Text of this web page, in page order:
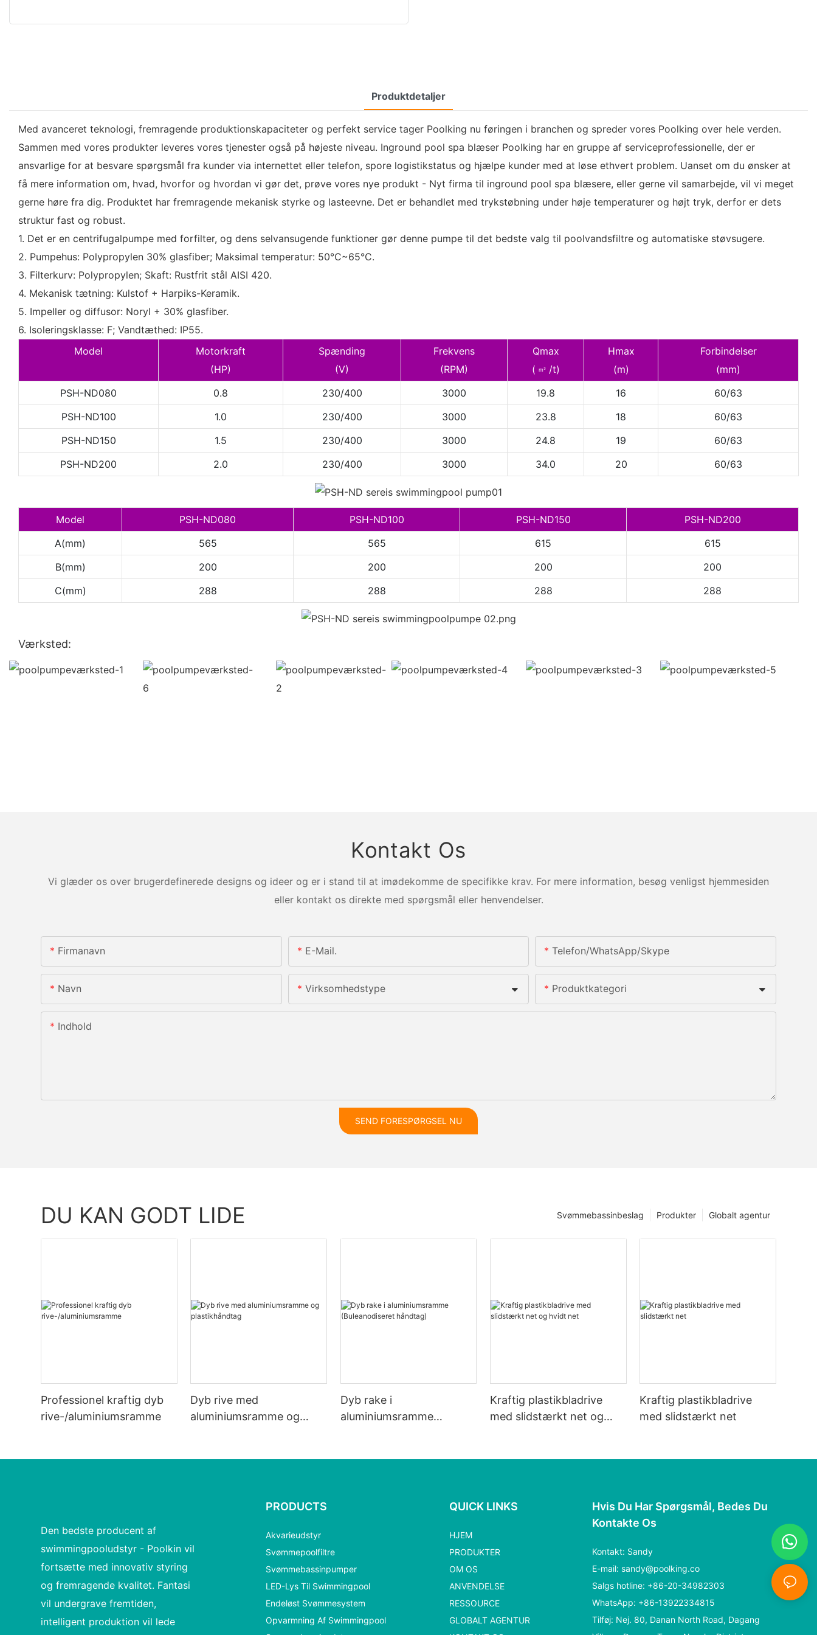
Produktdetaljer
Med avanceret teknologi, fremragende produktionskapaciteter og perfekt service tager Poolking nu føringen i branchen og spreder vores Poolking over hele verden.
Sammen med vores produkter leveres vores tjenester også på højeste niveau. Inground pool spa blæser Poolking har en gruppe af serviceprofessionelle, der er
ansvarlige for at besvare spørgsmål fra kunder via internettet eller telefon, spore logistikstatus og hjælpe kunder med at løse ethvert problem. Uanset om du ønsker at
få mere information om, hvad, hvorfor og hvordan vi gør det, prøve vores nye produkt - Nyt firma til inground pool spa blæsere, eller gerne vil samarbejde, vil vi meget
gerne høre fra dig. Produktet har fremragende mekanisk styrke og lasteevne. Det er behandlet med trykstøbning under høje temperaturer og højt tryk, derfor er dets
struktur fast og robust.
1. Det er en centrifugalpumpe med forfilter, og dens selvansugende funktioner gør denne pumpe til det bedste valg til poolvandsfiltre og automatiske støvsugere.
2. Pumpehus: Polypropylen 30% glasfiber; Maksimal temperatur: 50°C~65°C.
3. Filterkurv: Polypropylen; Skaft: Rustfrit stål AISI 420.
4. Mekanisk tætning: Kulstof + Harpiks-Keramik.
5. Impeller og diffusor: Noryl + 30% glasfiber.
6. Isoleringsklasse: F; Vandtæthed: IP55.
Model
Motorkraft
(HP)
Spænding
(V)
Frekvens
(RPM)
Qmax
( m³/t)
Hmax
(m)
Forbindelser
(mm)
PSH-ND080
0.8 230/400 3000 19.8 16
60/63
PSH-ND100
1.0 230/400 3000 23.8 18
60/63
PSH-ND150
1.5 230/400 3000 24.8 19
60/63
PSH-ND200
2.0 230/400 3000 34.0 20 60/63
Model PSH-ND080 PSH-ND100 PSH-ND150
PSH-ND200
A(mm)
565 565 615
615
B(mm)
200 200 200
200
C(mm)
288 288 288 288
Værksted:
Kontakt Os
Vi glæder os over brugerdefinerede designs og ideer og er i stand til at imødekomme de specifikke krav. For mere information, besøg venligst hjemmesiden
eller kontakt os direkte med spørgsmål eller henvendelser.
Firmanavn E-Mail. Telefon/whatsApp/skype
Navn Virksomhedstype Produktkategori
Indhold
SEND FORESPØRGSEL NU
DU KAN GODT LIDE Globalt agentur
Produkter
Svømmebassinbeslag
Professionel kraftig dyb
rive-/aluminiumsramme
Dyb rive med
aluminiumsramme og
Dyb rake i
aluminiumsramme
Kraftig plastikbladrive
med slidstærkt net og
Kraftig plastikbladrive
med slidstærkt net
Den bedste producent af
swimmingpooludstyr - Poolkin vil
fortsætte med innovativ styring
og fremragende kvalitet. Fantasi
vil undergrave fremtiden,
intelligent produktion vil lede
PRODUCTS
Akvarieudstyr
Svømmepoolfiltre
Svømmebassinpumper
LED-Lys Til Swimmingpool
Endeløst Svømmesystem
Opvarmning Af Swimmingpool
QUICK LINKS
HJEM
PRODUKTER
OM OS
ANVENDELSE
RESSOURCE
GLOBALT AGENTUR
Hvis Du Har Spørgsmål, Bedes Du
Kontakte Os
Kontakt: Sandy
E-mail:sandy@poolking.co
Salgs hotline: +86-20-34982303
WhatsApp: +86-13922334815
Tilføj: Nej. 80, Danan North Road, Dagang